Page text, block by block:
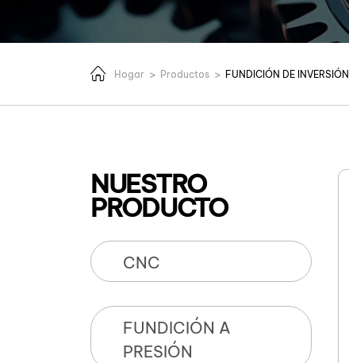
Hogar Productos FUNDICIÓN DE INVERSIÓN
NUESTRO
PRODUCTO
CNC
FUNDICIÓN A
PRESIÓN